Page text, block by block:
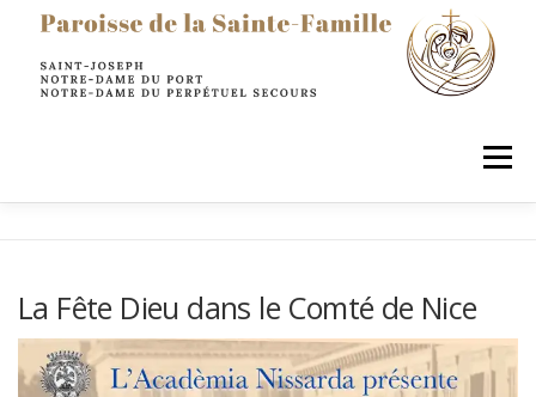
principal
Menu
AGIR & SERVIR ENFANTS JEUNES
La Fête Dieu dans le Comté de Nice